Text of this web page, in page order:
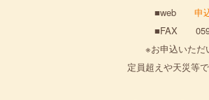
■web 申
■FAX 059-
※お申込いただい
定員超えや天災等